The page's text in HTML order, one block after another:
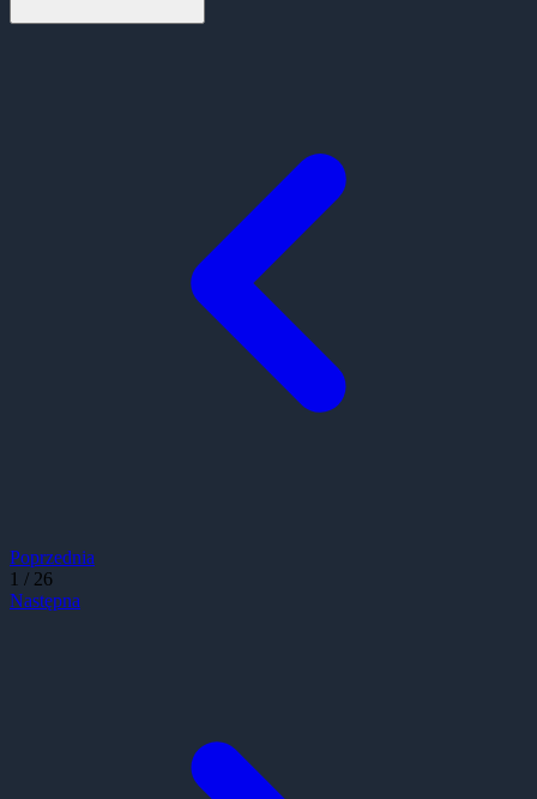
Poprzednia
1 / 26
Następna